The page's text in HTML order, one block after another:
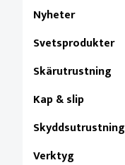
Nyheter
Svetsprodukter
Skärutrustning
Kap & slip
Skyddsutrustning
Verktyg